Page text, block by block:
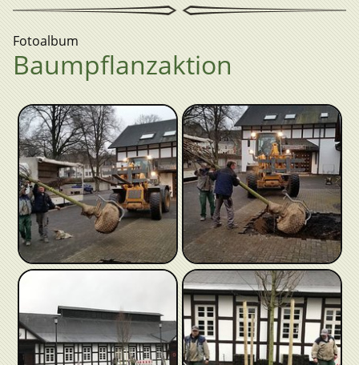
Fotoalbum
Baumpflanzaktion